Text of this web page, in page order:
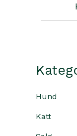
Hund
Katt